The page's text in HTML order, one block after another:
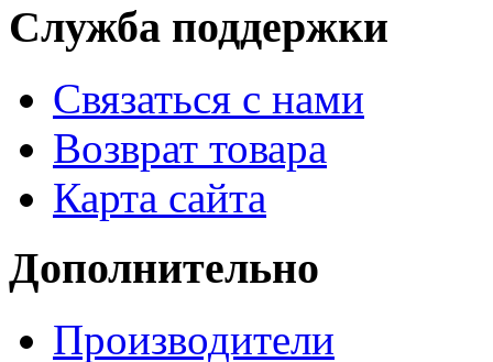
Служба поддержки
Связаться с нами
Возврат товара
Карта сайта
Дополнительно
Производители